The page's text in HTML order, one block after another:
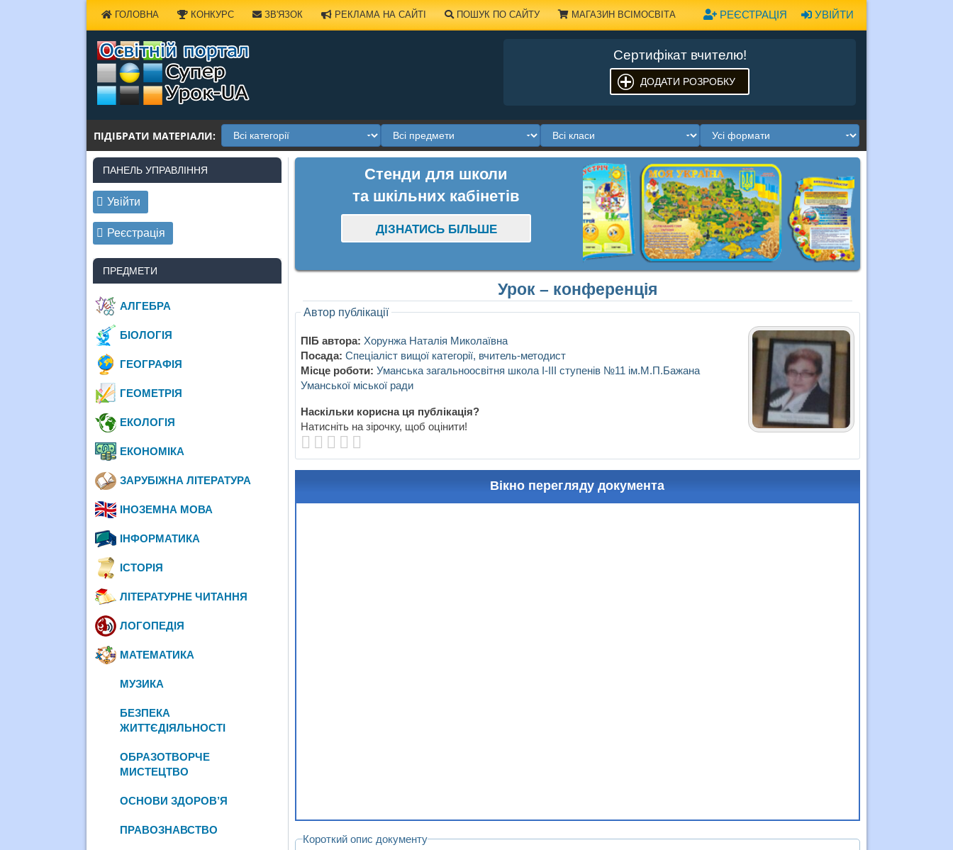
УВІЙТИ
РЕЄСТРАЦІЯ
ГОЛОВНА КОНКУРС ЗВ'ЯЗОК РЕКЛАМА НА САЙТІ ПОШУК ПО САЙТУ МАГАЗИН ВСІМОСВІТА
Сертифікат вчителю!
ДОДАТИ РОЗРОБКУ
ПІДІБРАТИ МАТЕРІАЛИ:
Стенди для школи
та шкільних кабінетів
ДІЗНАТИСЬ БІЛЬШЕ
Урок – конференція
Автор публікації
ПІБ автора: Хорунжа Наталія Миколаївна
Посада: Спеціаліст вищої категорії, вчитель-методист
Місце роботи: Уманська загальноосвітня школа I-III ступенів №11 ім.М.П.Бажана
Уманської міської ради
Наскільки корисна ця публікація?
Натисніть на зірочку, щоб оцінити!
Вікно перегляду документа
Короткий опис документу
ПАНЕЛЬ УПРАВЛІННЯ
Увійти
Реєстрація
ПРЕДМЕТИ
АЛГЕБРА
БІОЛОГІЯ
ГЕОГРАФІЯ
ГЕОМЕТРІЯ
ЕКОЛОГІЯ
ЕКОНОМІКА
ЗАРУБІЖНА ЛІТЕРАТУРА
ІНОЗЕМНА МОВА
ІНФОРМАТИКА
ІСТОРІЯ
ЛІТЕРАТУРНЕ ЧИТАННЯ
ЛОГОПЕДІЯ
МАТЕМАТИКА
МУЗИКА
БЕЗПЕКА
ЖИТТЄДІЯЛЬНОСТІ
ОБРАЗОТВОРЧЕ
МИСТЕЦТВО
ОСНОВИ ЗДОРОВ’Я
ПРАВОЗНАВСТВО